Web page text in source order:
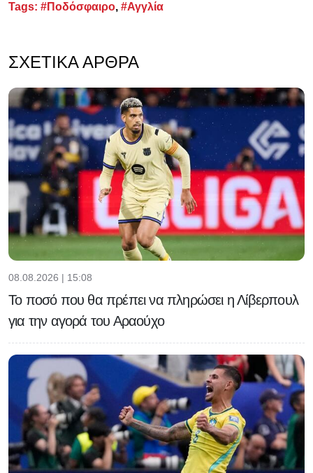
Tags: #Ποδόσφαιρο, #Αγγλία
ΣΧΕΤΙΚΆ ΆΡΘΡΑ
08.08.2026 | 15:08
Το ποσό που θα πρέπει να πληρώσει η Λίβερπουλ
για την αγορά του Αραούχο